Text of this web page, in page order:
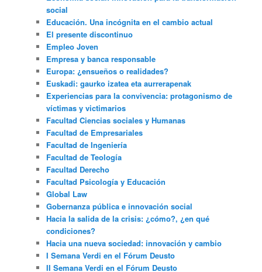
social
Educación. Una incógnita en el cambio actual
El presente discontinuo
Empleo Joven
Empresa y banca responsable
Europa: ¿ensueños o realidades?
Euskadi: gaurko izatea eta aurrerapenak
Experiencias para la convivencia: protagonismo de
víctimas y victimarios
Facultad Ciencias sociales y Humanas
Facultad de Empresariales
Facultad de Ingeniería
Facultad de Teología
Facultad Derecho
Facultad Psicología y Educación
Global Law
Gobernanza pública e innovación social
Hacia la salida de la crisis: ¿cómo?, ¿en qué
condiciones?
Hacia una nueva sociedad: innovación y cambio
I Semana Verdi en el Fórum Deusto
II Semana Verdi en el Fórum Deusto